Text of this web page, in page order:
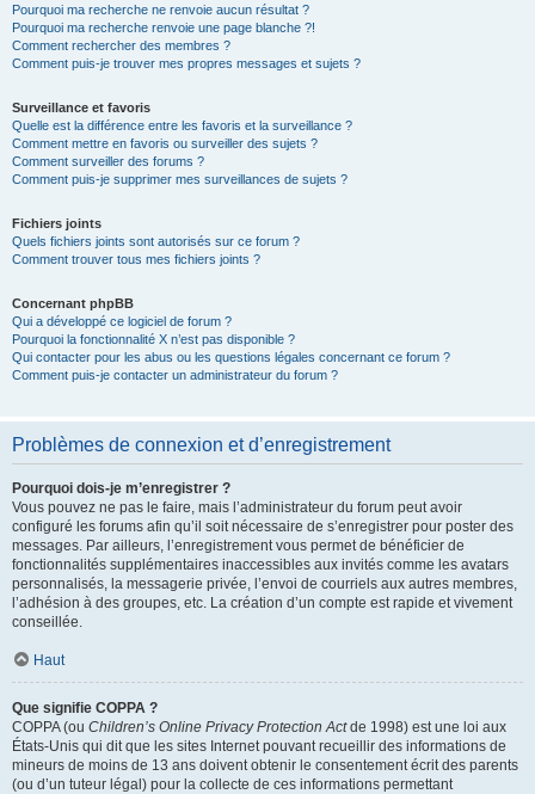
Pourquoi ma recherche ne renvoie aucun résultat ?
Pourquoi ma recherche renvoie une page blanche ?!
Comment rechercher des membres ?
Comment puis-je trouver mes propres messages et sujets ?
Surveillance et favoris
Quelle est la différence entre les favoris et la surveillance ?
Comment mettre en favoris ou surveiller des sujets ?
Comment surveiller des forums ?
Comment puis-je supprimer mes surveillances de sujets ?
Fichiers joints
Quels fichiers joints sont autorisés sur ce forum ?
Comment trouver tous mes fichiers joints ?
Concernant phpBB
Qui a développé ce logiciel de forum ?
Pourquoi la fonctionnalité X n’est pas disponible ?
Qui contacter pour les abus ou les questions légales concernant ce forum ?
Comment puis-je contacter un administrateur du forum ?
Problèmes de connexion et d’enregistrement
Pourquoi dois-je m’enregistrer ?
Vous pouvez ne pas le faire, mais l’administrateur du forum peut avoir
configuré les forums afin qu’il soit nécessaire de s’enregistrer pour poster des
messages. Par ailleurs, l’enregistrement vous permet de bénéficier de
fonctionnalités supplémentaires inaccessibles aux invités comme les avatars
personnalisés, la messagerie privée, l’envoi de courriels aux autres membres,
l’adhésion à des groupes, etc. La création d’un compte est rapide et vivement
conseillée.
Haut
Que signifie COPPA ?
COPPA (ou Children’s Online Privacy Protection Actde 1998) est une loi aux
États-Unis qui dit que les sites Internet pouvant recueillir des informations de
mineurs de moins de 13 ans doivent obtenir le consentement écrit des parents
(ou d’un tuteur légal) pour la collecte de ces informations permettant